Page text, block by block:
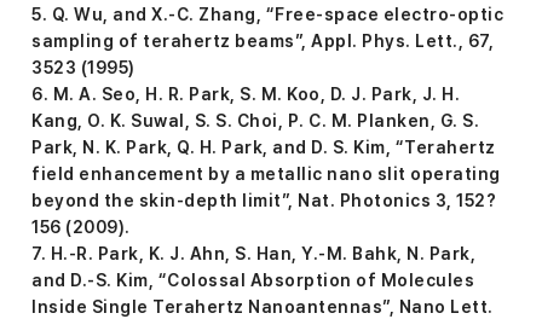
5. Q. Wu, and X.-C. Zhang, “Free-space electro-optic
sampling of terahertz beams”, Appl. Phys. Lett., 67,
3523 (1995)
6. M. A. Seo, H. R. Park, S. M. Koo, D. J. Park, J. H.
Kang, O. K. Suwal, S. S. Choi, P. C. M. Planken, G. S.
Park, N. K. Park, Q. H. Park, and D. S. Kim, “Terahertz
field enhancement by a metallic nano slit operating
beyond the skin-depth limit”, Nat. Photonics 3, 152?
156 (2009).
7. H.-R. Park, K. J. Ahn, S. Han, Y.-M. Bahk, N. Park,
and D.-S. Kim, “Colossal Absorption of Molecules
Inside Single Terahertz Nanoantennas”, Nano Lett.